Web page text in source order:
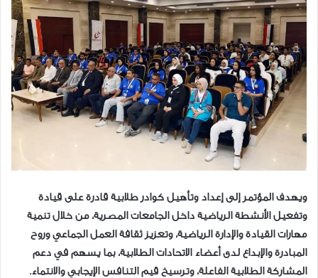
ويهدف المؤتمر إلى إعداد وتأهيل كوادر طلابية قادرة على قيادة
وتفعيل الأنشطة الرياضية داخل الجامعات المصرية، من خلال تنمية
مهارات القيادة والإدارة الرياضية، وتعزيز ثقافة العمل الجماعي وروح
المبادرة والإبداع لدى أعضاء الاتحادات الطلابية، بما يسهم في دعم
المشاركة الطلابية الفاعلة، وترسيخ قيم التنافس الإيجابي والانتماء.